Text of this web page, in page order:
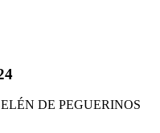
DE PEGUERINOS